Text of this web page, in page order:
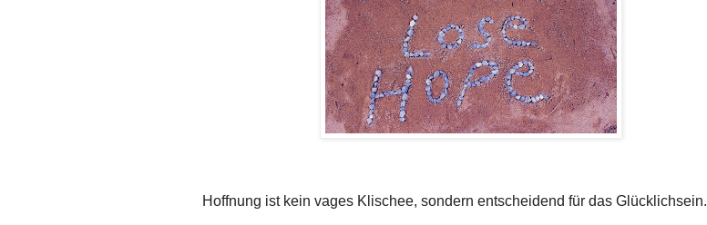
Hoffnung ist kein vages Klischee, sondern entscheidend für das Glücklichsein.